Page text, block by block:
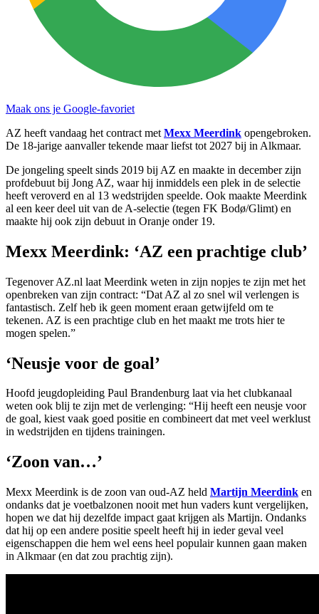
Maak ons je Google-favoriet
AZ heeft vandaag het contract met Mexx Meerdink opengebroken.
De 18-jarige aanvaller tekende maar liefst tot 2027 bij in Alkmaar.
De jongeling speelt sinds 2019 bij AZ en maakte in december zijn
profdebuut bij Jong AZ, waar hij inmiddels een plek in de selectie
heeft veroverd en al 13 wedstrijden speelde. Ook maakte Meerdink
al een keer deel uit van de A-selectie (tegen FK Bodø/Glimt) en
maakte hij ook zijn debuut in Oranje onder 19.
Mexx Meerdink: ‘AZ een prachtige club’
Tegenover AZ.nl laat Meerdink weten in zijn nopjes te zijn met het
openbreken van zijn contract: “Dat AZ al zo snel wil verlengen is
fantastisch. Zelf heb ik geen moment eraan getwijfeld om te
tekenen. AZ is een prachtige club en het maakt me trots hier te
mogen spelen.”
‘Neusje voor de goal’
Hoofd jeugdopleiding Paul Brandenburg laat via het clubkanaal
weten ook blij te zijn met de verlenging: “Hij heeft een neusje voor
de goal, kiest vaak goed positie en combineert dat met veel werklust
in wedstrijden en tijdens trainingen.
‘Zoon van…’
Mexx Meerdink is de zoon van oud-AZ held Martijn Meerdink en
ondanks dat je voetbalzonen nooit met hun vaders kunt vergelijken,
hopen we dat hij dezelfde impact gaat krijgen als Martijn. Ondanks
dat hij op een andere positie speelt heeft hij in ieder geval veel
eigenschappen die hem wel eens heel populair kunnen gaan maken
in Alkmaar (en dat zou prachtig zijn).